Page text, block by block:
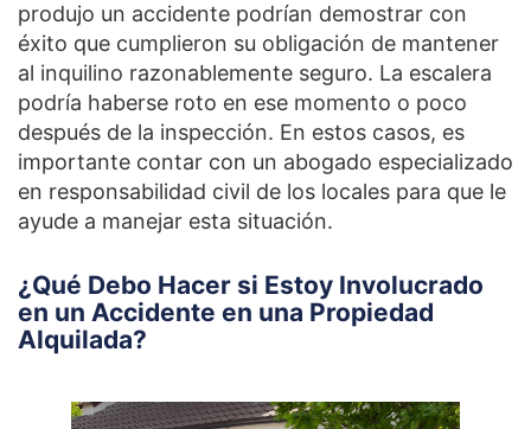
produjo un accidente podrían demostrar con
éxito que cumplieron su obligación de mantener
al inquilino razonablemente seguro. La escalera
podría haberse roto en ese momento o poco
después de la inspección. En estos casos, es
importante contar con un abogado especializado
en responsabilidad civil de los locales para que le
ayude a manejar esta situación.
¿Qué Debo Hacer si Estoy Involucrado
en un Accidente en una Propiedad
Alquilada?